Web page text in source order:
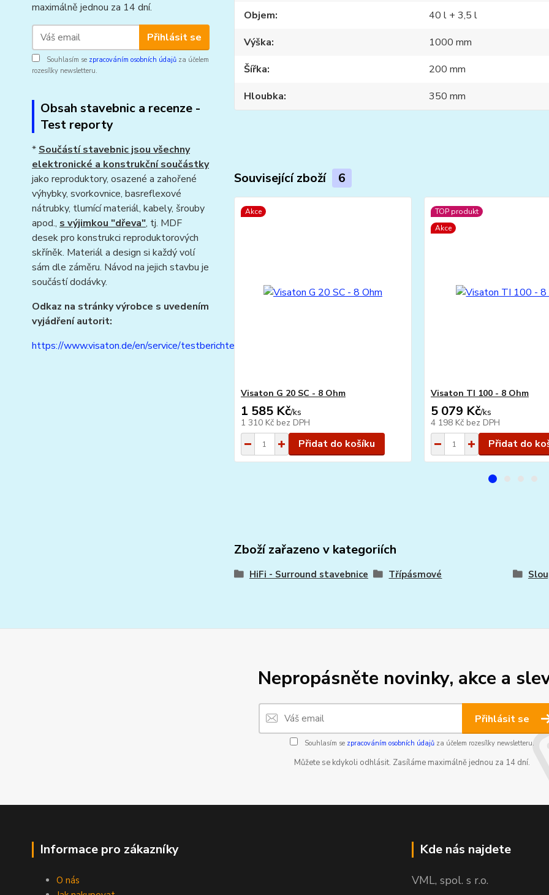
maximálně jednou za 14 dní.
Přihlásit se
Souhlasím se zpracováním osobních údajů za účelem
rozesílky newsletteru.
Obsah stavebnic a recenze -
Test reporty
* Součástí stavebnic jsou všechny
elektronické a konstrukční součástky
jako reproduktory, osazené a zahořené
výhybky, svorkovnice, basreflexové
nátrubky, tlumící materiál, kabely, šrouby
apod., s výjimkou "dřeva", tj. MDF
desek pro konstrukci reproduktorových
skříněk. Materiál a design si každý volí
sám dle záměru. Návod na jejich stavbu je
součástí dodávky.
Odkaz na stránky výrobce s uvedením
vyjádření autorit:
https://www.visaton.de/en/service/testberichte
Objem
40 l + 3,5 l
Výška
1000 mm
Šířka
200 mm
Hloubka
350 mm
Související zboží 6
Akce
Visaton G 20 SC - 8 Ohm
1 585 Kč/ks
1 310 Kč bez DPH
Přidat do košíku
TOP produkt
Akce
Visaton TI 100 - 8 Ohm
5 079 Kč/ks
4 198 Kč bez DPH
Přidat do
Zboží zařazeno v kategoriích
HiFi - Surround stavebnice Třípásmové
Nepropásněte novinky, akce a
Přihlásit se
Souhlasím se zpracováním osobních údajůza účelem rozesílky newsletteru.
Můžete se kdykoli odhlásit. Zasíláme maximálně jednou za 14 dní.
Informace pro zákazníky
O nás
Kde nás najdete
VML, spol. s r.o.